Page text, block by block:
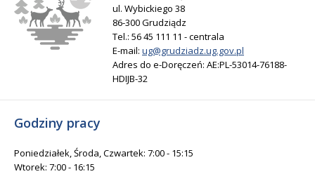
ul. Wybickiego 38
86-300 Grudziądz
Tel.: 56 45 111 11 - centrala
E-mail: ug@grudziadz.ug.gov.pl
Adres do e-Doręczeń: AE:PL-53014-76188-
HDIJB-32
Godziny pracy
Poniedziałek, Środa, Czwartek: 7:00 - 15:15
Wtorek: 7:00 - 16:15